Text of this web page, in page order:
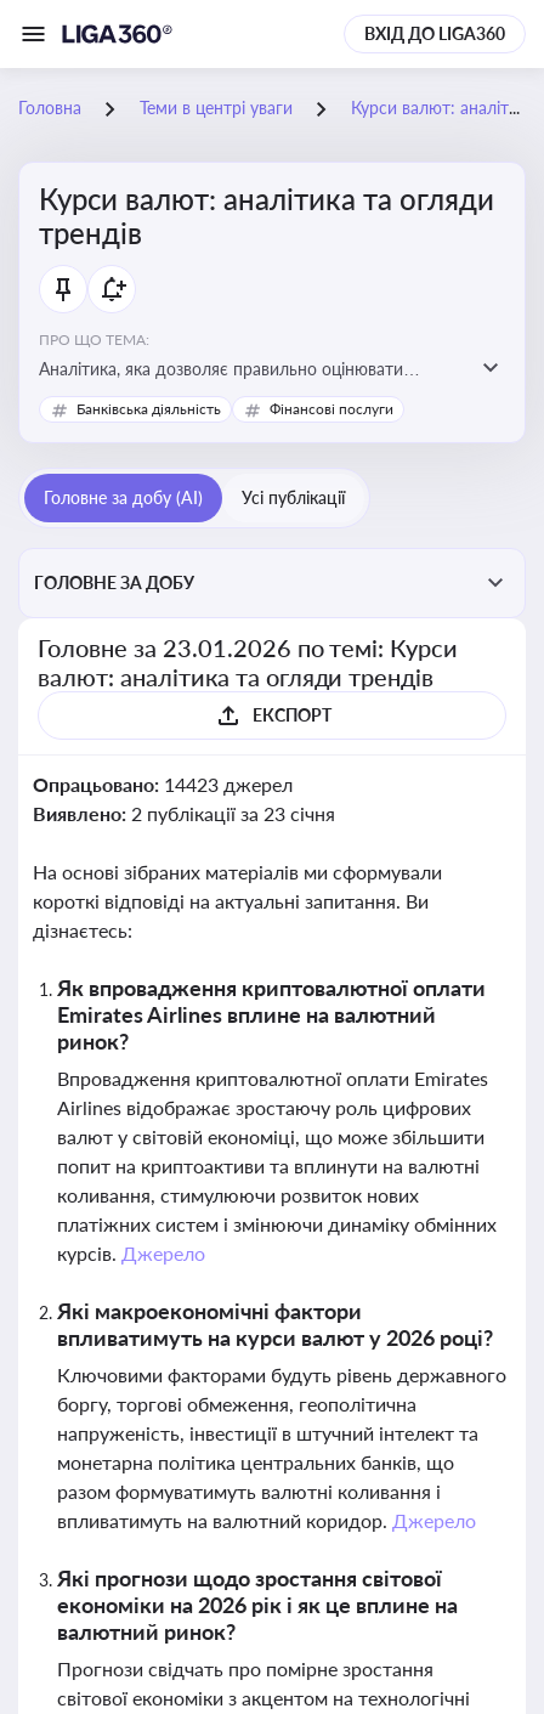
ВХІД ДО LIGA360
Головна Теми в центрі уваги Курси валют: аналітика та огляди трендів
Курси валют: аналітика та огляди
трендів
ПРО ЩО ТЕМА:
Аналітика, яка дозволяє правильно оцінювати
фінансові ризики та планувати витрати. Зміни в
курсах валют можуть вплинути на собівартість
Банківська діяльність Фінансові послуги
Головне за добу (AI) Усі публікації
ГОЛОВНЕ ЗА ДОБУ
Головне за 23.01.2026 по темі: Курси
валют: аналітика та огляди трендів
ЕКСПОРТ
Опрацьовано: 14423 джерел
Виявлено: 2 публікації за 23 січня
На основі зібраних матеріалів ми сформували
короткі відповіді на актуальні запитання. Ви
дізнаєтесь:
Як впровадження криптовалютної оплати
Emirates Airlines вплине на валютний
ринок?
Впровадження криптовалютної оплати Emirates
Airlines відображає зростаючу роль цифрових
валют у світовій економіці, що може збільшити
попит на криптоактиви та вплинути на валютні
коливання, стимулюючи розвиток нових
платіжних систем і змінюючи динаміку обмінних
курсів. Джерело
Які макроекономічні фактори
впливатимуть на курси валют у 2026 році?
Ключовими факторами будуть рівень державного
боргу, торгові обмеження, геополітична
напруженість, інвестиції в штучний інтелект та
монетарна політика центральних банків, що
разом формуватимуть валютні коливання і
впливатимуть на валютний коридор. Джерело
Які прогнози щодо зростання світової
економіки на 2026 рік і як це вплине на
валютний ринок?
Прогнози свідчать про помірне зростання
світової економіки з акцентом на технологічні